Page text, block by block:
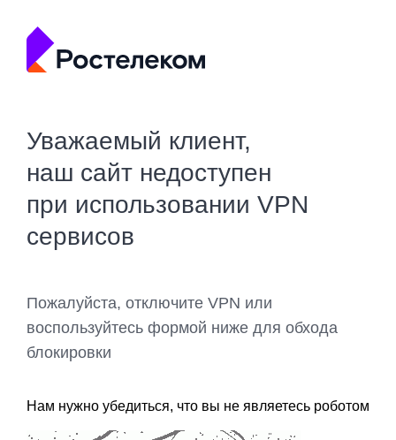
Уважаемый клиент,
наш сайт недоступен
при использовании VPN
сервисов
Пожалуйста, отключите VPN или
воспользуйтесь формой ниже для обхода
блокировки
Нам нужно убедиться, что вы не являетесь роботом